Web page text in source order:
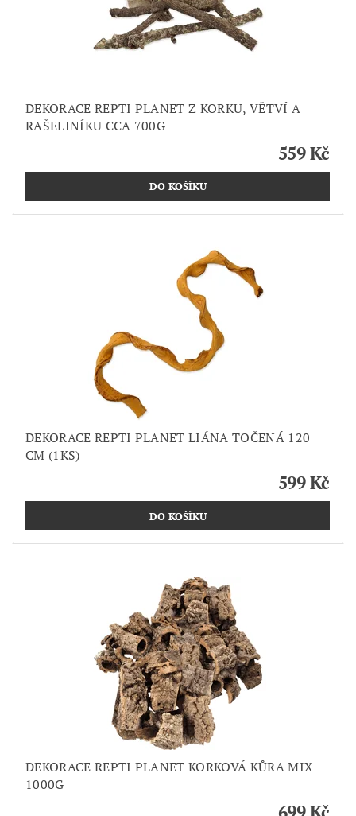
DEKORACE REPTI PLANET Z KORKU, VĚTVÍ A
RAŠELINÍKU CCA 700G
559 Kč
DEKORACE REPTI PLANET LIÁNA TOČENÁ 120
CM (1KS)
599 Kč
DEKORACE REPTI PLANET KORKOVÁ KŮRA MIX
1000G